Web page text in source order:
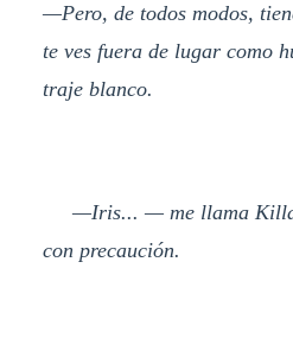
—Pero, de todos modos,
te ves fuera de lugar como
traje blanco.
—Iris... — me llama Killa
con precaución.